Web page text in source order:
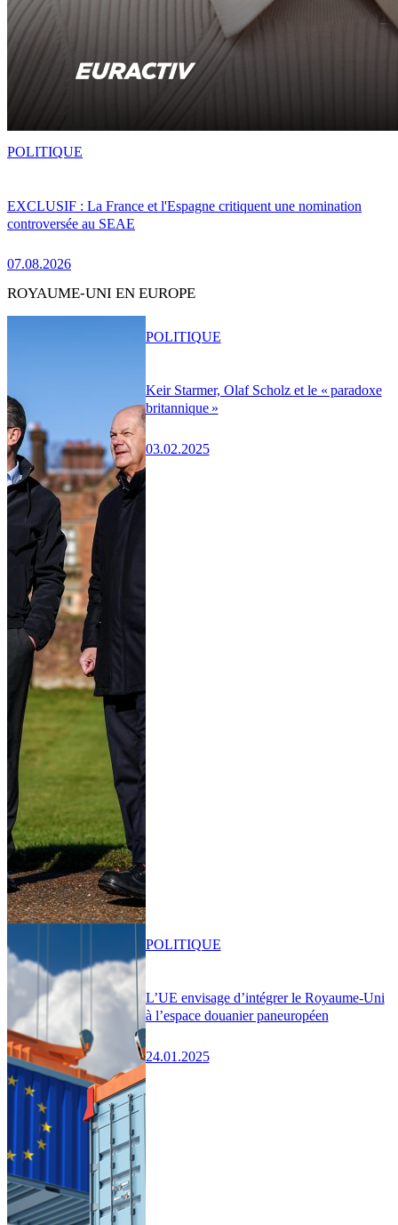
EXCLUSIF : La France et l'Espagne critiquent une nomination
controversée au SEAE
07.08.2026
POLITIQUE
ROYAUME-UNI EN EUROPE
Keir Starmer, Olaf Scholz et le « paradoxe
britannique »
03.02.2025
POLITIQUE
L’UE envisage d’intégrer le Royaume-Uni
à l’espace douanier paneuropéen
24.01.2025
POLITIQUE